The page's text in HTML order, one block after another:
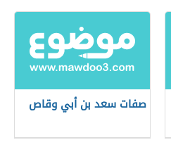
صفات سعد بن أبي وقاص